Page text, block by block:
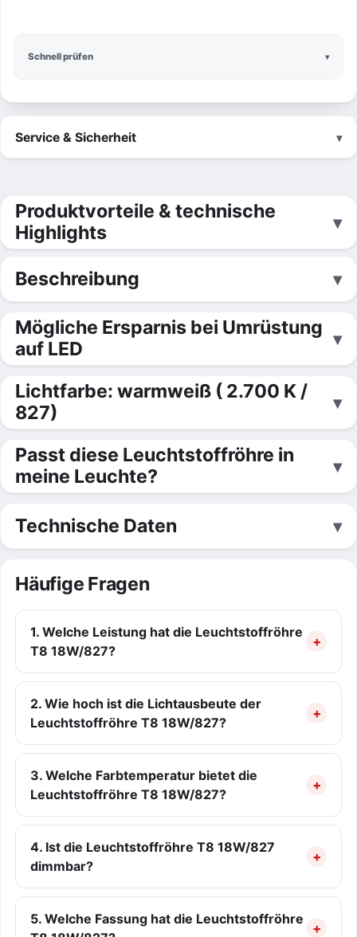
Schnell prüfen
Service & Sicherheit
Produktvorteile & technische
Highlights
Beschreibung
Mögliche Ersparnis bei Umrüstung
auf LED
Lichtfarbe: warmweiß ( 2.700 K /
827)
Passt diese Leuchtstoffröhre in
meine Leuchte?
Technische Daten
Häufige Fragen
1. Welche Leistung hat die Leuchtstoffröhre
T8 18W/827?
2. Wie hoch ist die Lichtausbeute der
Leuchtstoffröhre T8 18W/827?
3. Welche Farbtemperatur bietet die
Leuchtstoffröhre T8 18W/827?
4. Ist die Leuchtstoffröhre T8 18W/827
dimmbar?
5. Welche Fassung hat die Leuchtstoffröhre